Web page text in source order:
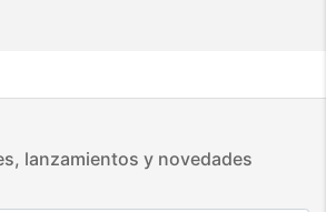
lanzamientos y novedades